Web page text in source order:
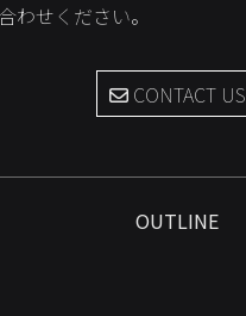
わせください。
CONTACT US
OUTLINE